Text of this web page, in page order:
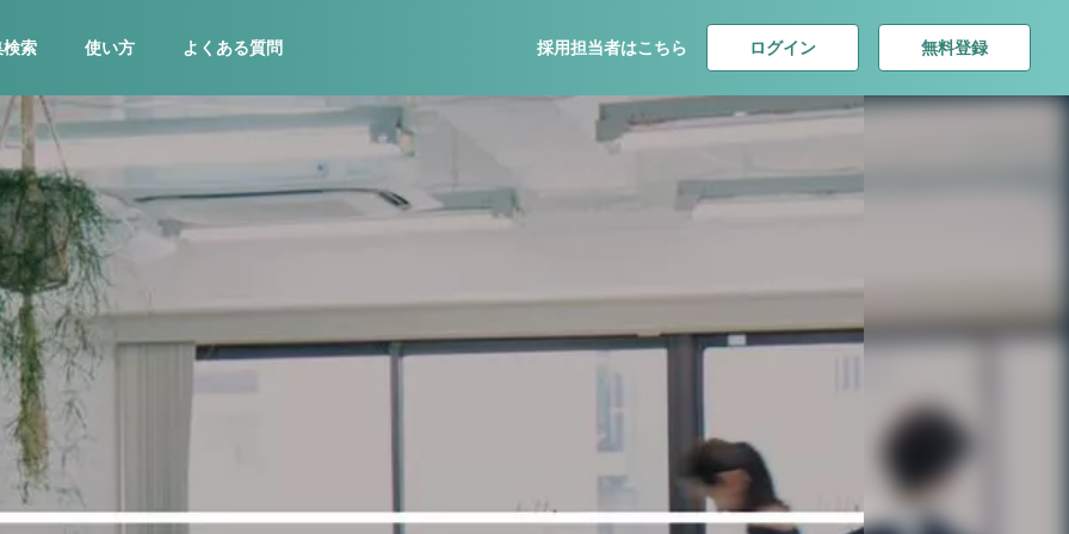
検索 使い方 よくある質問 採用担当者はこちら ログイン 無料登録